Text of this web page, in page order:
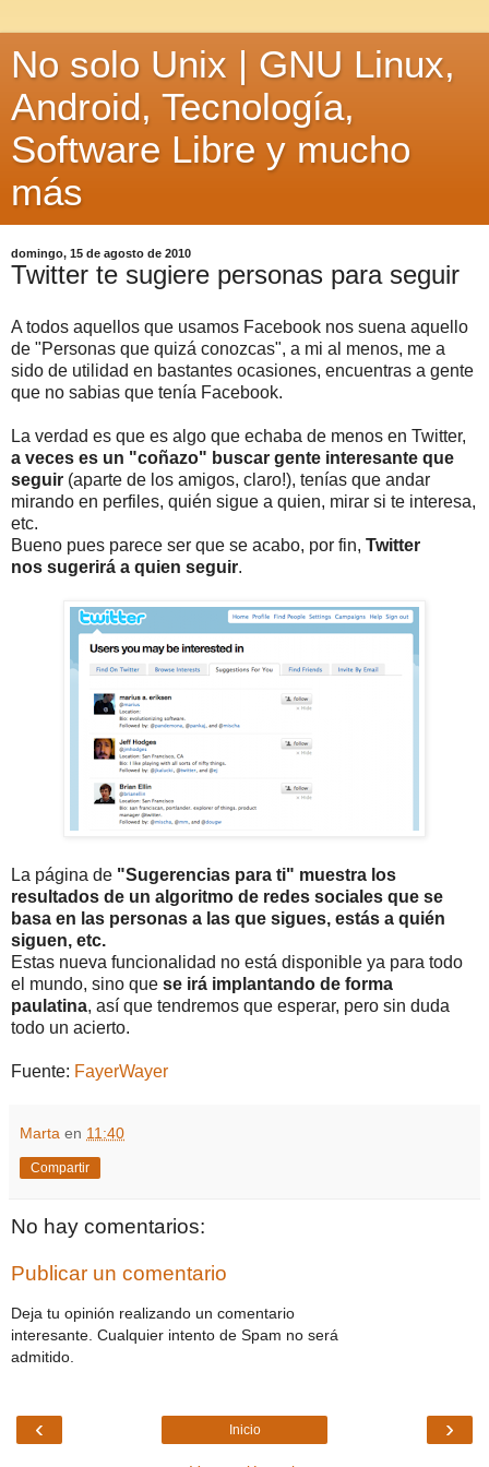
No solo Unix | GNU Linux,
Android, Tecnología,
Software Libre y mucho
más
domingo, 15 de agosto de 2010
Twitter te sugiere personas para seguir
A todos aquellos que usamos Facebook nos suena aquello
de "Personas que quizá conozcas", a mi al menos, me a
sido de utilidad en bastantes ocasiones, encuentras a gente
que no sabias que tenía Facebook.
La verdad es que es algo que echaba de menos en Twitter,
a veces es un "coñazo" buscar gente interesante que
seguir (aparte de los amigos, claro!), tenías que andar
mirando en perfiles, quién sigue a quien, mirar si te interesa,
etc.
Bueno pues parece ser que se acabo, por fin, Twitter
nos sugerirá a quien seguir.
La página de "Sugerencias para ti" muestra los
resultados de un algoritmo de redes sociales que se
basa en las personas a las que sigues, estás a quién
siguen, etc.
Estas nueva funcionalidad no está disponible ya para todo
el mundo, sino que se irá implantando de forma
paulatina, así que tendremos que esperar, pero sin duda
todo un acierto.
Fuente: FayerWayer
Marta en 11:40
Compartir
No hay comentarios:
Publicar un comentario
Deja tu opinión realizando un comentario
interesante. Cualquier intento de Spam no será
admitido.
‹ ›
Inicio